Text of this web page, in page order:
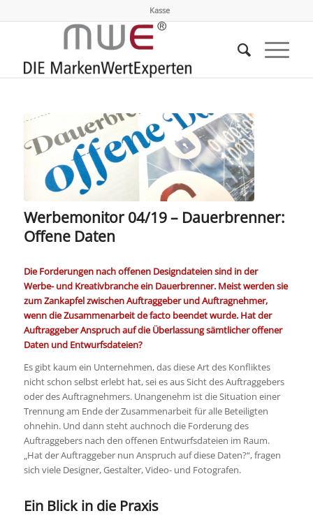
Kasse
Werbemonitor 04/19 – Dauerbrenner:
Offene Daten
Die Forderungen nach offenen Designdateien sind in der
Werbe- und Kreativbranche ein Dauerbrenner. Meist werden sie
zum Zankapfel zwischen Auftraggeber und Auftragnehmer,
wenn die Zusammenarbeit de facto beendet wurde. Hat der
Auftraggeber Anspruch auf die Überlassung sämtlicher offener
Daten und Entwurfsdateien?
Es gibt kaum ein Unternehmen, das diese Art des Konfliktes
nicht schon selbst erlebt hat, sei es aus Sicht des Auftraggebers
oder des Auftragnehmers. Unangenehm ist die Situation einer
Trennung am Ende der Zusammenarbeit für alle Beteiligten
ohnehin. Und dann steht auchnoch die Forderung des
Auftraggebers nach den offenen Entwurfsdateien im Raum.
„Hat der Auftraggeber nun Anspruch auf diese Daten?“, fragen
sich viele Designer, Gestalter, Video- und Fotografen.
Ein Blick in die Praxis